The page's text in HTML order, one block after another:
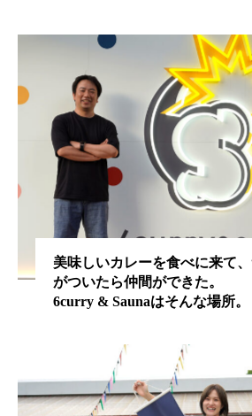
美味しいカレーを食べに来て
がついたら仲間ができた。
6curry & Saunaはそんな場所。